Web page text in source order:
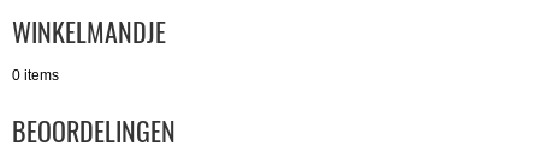
WINKELMANDJE
0 items
BEOORDELINGEN